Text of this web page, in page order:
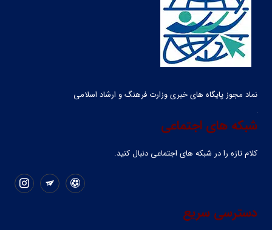
نماد مجوز پایگاه های خبری وزارت فرهنگ و ارشاد اسلامی
شبکه های اجتماعی
کلام تازه را در شبکه ‌های اجتماعی دنبال کنید.
دسترسی سریع